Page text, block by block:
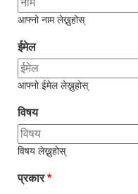
आफ्नो नाम लेख्नुहोस्
ईमेल
आफ्नो ईमेल लेख्नुहोस्
विषय
विषय लेख्नुहोस्
प्रकार*